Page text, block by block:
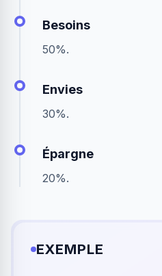
Besoins
50%.
Envies
30%.
Épargne
20%.
EXEMPLE